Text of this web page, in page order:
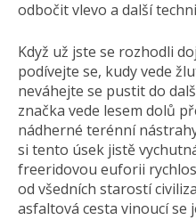
odbočit vlevo a další
Když už jste se rozhodli
podívejte se, kudy vede
neváhejte se pustit do
značka vede lesem dolů
nádherné terénní
si tento úsek jistě
freeridovou euforii
od všedních starostí
asfaltová cesta vinoucí se